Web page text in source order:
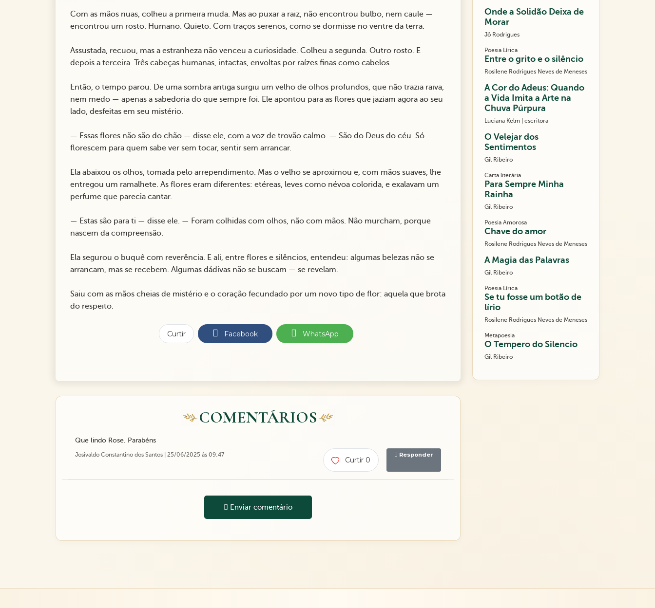
Com as mãos nuas, colheu a primeira muda. Mas ao puxar a raiz, não encontrou bulbo, nem caule —
encontrou um rosto. Humano. Quieto. Com traços serenos, como se dormisse no ventre da terra.
Assustada, recuou, mas a estranheza não venceu a curiosidade. Colheu a segunda. Outro rosto. E
depois a terceira. Três cabeças humanas, intactas, envoltas por raízes finas como cabelos.
Então, o tempo parou. De uma sombra antiga surgiu um velho de olhos profundos, que não trazia raiva,
nem medo — apenas a sabedoria do que sempre foi. Ele apontou para as flores que jaziam agora ao seu
lado, desfeitas em seu mistério.
— Essas flores não são do chão — disse ele, com a voz de trovão calmo. — São do Deus do céu. Só
florescem para quem sabe ver sem tocar, sentir sem arrancar.
Ela abaixou os olhos, tomada pelo arrependimento. Mas o velho se aproximou e, com mãos suaves, lhe
entregou um ramalhete. As flores eram diferentes: etéreas, leves como névoa colorida, e exalavam um
perfume que parecia cantar.
— Estas são para ti — disse ele. — Foram colhidas com olhos, não com mãos. Não murcham, porque
nascem da compreensão.
Ela segurou o buquê com reverência. E ali, entre flores e silêncios, entendeu: algumas belezas não se
arrancam, mas se recebem. Algumas dádivas não se buscam — se revelam.
Saiu com as mãos cheias de mistério e o coração fecundado por um novo tipo de flor: aquela que brota
do respeito.
Curtir Facebook WhatsApp
COMENTÁRIOS
Que lindo Rose. Parabéns
Josivaldo Constantino dos Santos | 25/06/2025 ás 09:47
Curtir 0
Responder
Enviar comentário
Onde a Solidão Deixa de
Morar
Jô Rodrigues
Poesia Lírica
Entre o grito e o silêncio
Rosilene Rodrigues Neves de Meneses
A Cor do Adeus: Quando
a Vida Imita a Arte na
Chuva Púrpura
Luciana Kelm | escritora
O Velejar dos
Sentimentos
Gil Ribeiro
Carta literária
Para Sempre Minha
Rainha
Gil Ribeiro
Poesia Amorosa
Chave do amor
Rosilene Rodrigues Neves de Meneses
A Magia das Palavras
Gil Ribeiro
Poesia Lírica
Se tu fosse um botão de
lírio
Rosilene Rodrigues Neves de Meneses
Metapoesia
O Tempero do Silencio
Gil Ribeiro